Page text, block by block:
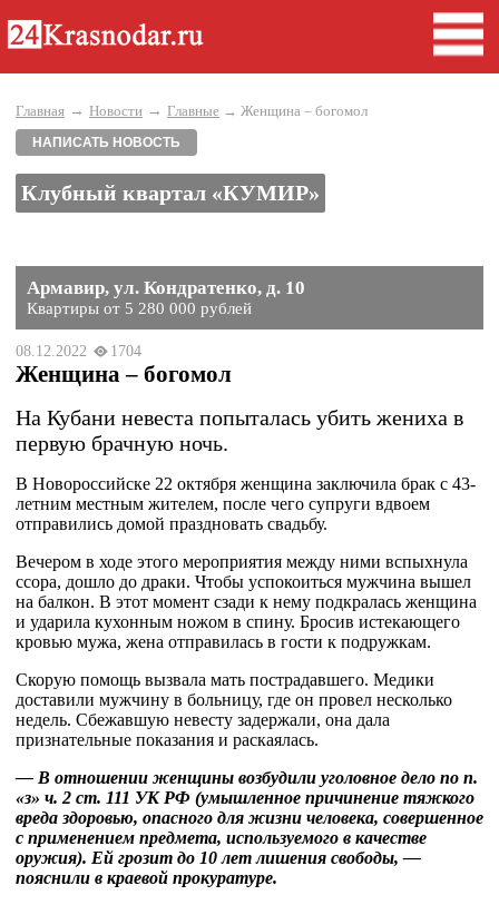
Главная → Новости → Главные → Женщина – богомол
НАПИСАТЬ НОВОСТЬ
Клубный квартал «КУМИР»
Армавир, ул. Кондратенко, д. 10
Квартиры от 5 280 000 рублей
08.12.2022 1704
Женщина – богомол
На Кубани невеста попыталась убить жениха в
первую брачную ночь.
В Новороссийске 22 октября женщина заключила брак с 43-
летним местным жителем, после чего супруги вдвоем
отправились домой праздновать свадьбу.
Вечером в ходе этого мероприятия между ними вспыхнула
ссора, дошло до драки. Чтобы успокоиться мужчина вышел
на балкон. В этот момент сзади к нему подкралась женщина
и ударила кухонным ножом в спину. Бросив истекающего
кровью мужа, жена отправилась в гости к подружкам.
Скорую помощь вызвала мать пострадавшего. Медики
доставили мужчину в больницу, где он провел несколько
недель. Сбежавшую невесту задержали, она дала
признательные показания и раскаялась.
— В отношении женщины возбудили уголовное дело по п.
«з» ч. 2 ст. 111 УК РФ (умышленное причинение тяжкого
вреда здоровью, опасного для жизни человека, совершенное
с применением предмета, используемого в качестве
оружия). Ей грозит до 10 лет лишения свободы, —
пояснили в краевой прокуратуре.